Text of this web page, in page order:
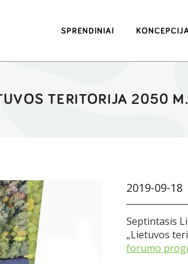
SPRENDINIAI
TERITORIJA 2050
2019-09-18
Septintasis
„Lietuvos
forumo